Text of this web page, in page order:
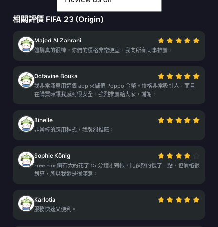
相關評價 FIFA 23 (Origin)
Majed Al Zahrani
體驗真的很棒，你們的價格非常便宜。我向所有同事推薦。
Octavine Bouka
我非常滿意用這個 app 來儲值 Poppo 金幣。價格非常吸引人，而且
在購買時讓我感到很安全。強烈推薦給大家，謝謝。
Binelle
非常棒的應用程式，我強烈推薦。
Sophie König
Free Fire 鑽石大約花了 15 分鐘才到帳。比預期的慢了一點，但價格很
划算，所以我還是很滿意。
Karlotia
服務快速又便利。